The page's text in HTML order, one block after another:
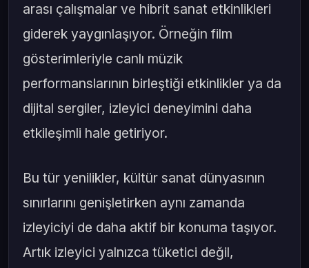
arası çalışmalar ve hibrit sanat etkinlikleri
giderek yaygınlaşıyor. Örneğin film
gösterimleriyle canlı müzik
performanslarının birleştiği etkinlikler ya da
dijital sergiler, izleyici deneyimini daha
etkileşimli hale getiriyor.
Bu tür yenilikler, kültür sanat dünyasının
sınırlarını genişletirken aynı zamanda
izleyiciyi de daha aktif bir konuma taşıyor.
Artık izleyici yalnızca tüketici değil,